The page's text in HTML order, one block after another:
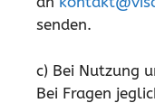
senden.
c) Bei Nutzung
Bei Fragen